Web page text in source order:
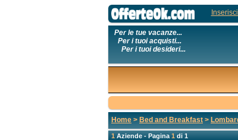
Per le tue vacanze...
Per i tuoi acquisti...
Per i tuoi desideri...
Home > Bed and Breakfast >
1Aziende - Pagina1di 1